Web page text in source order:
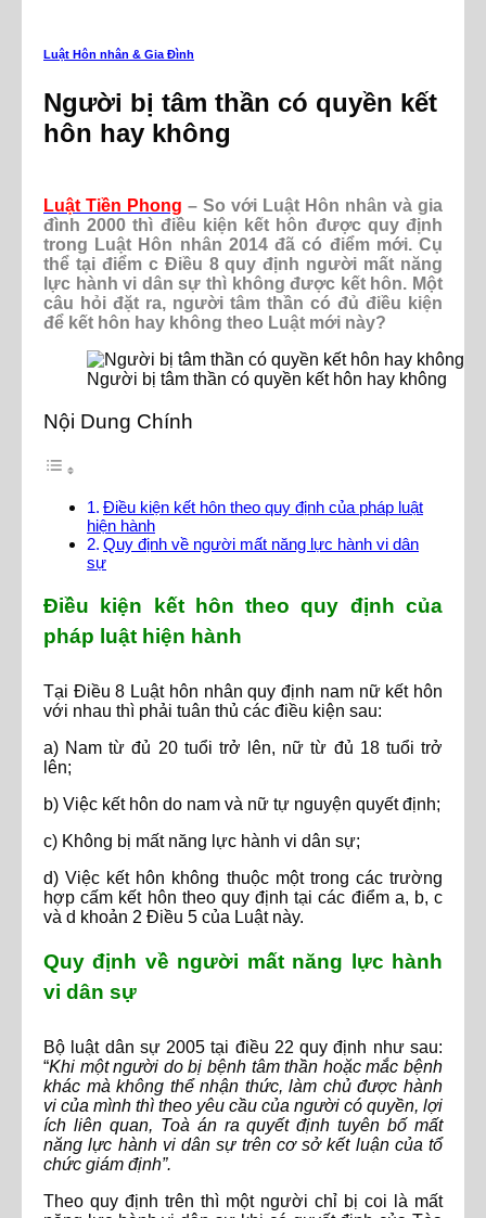
Luật Hôn nhân & Gia Đình
Người bị tâm thần có quyền kết
hôn hay không
Luật Tiền Phong – So với Luật Hôn nhân và gia
đình 2000 thì điều kiện kết hôn được quy định
trong Luật Hôn nhân 2014 đã có điểm mới. Cụ
thể tại điểm c Điều 8 quy định người mất năng
lực hành vi dân sự thì không được kết hôn. Một
câu hỏi đặt ra, người tâm thần có đủ điều kiện
để kết hôn hay không theo Luật mới này?
Người bị tâm thần có quyền kết hôn hay không
Nội Dung Chính
Điều kiện kết hôn theo quy định của pháp luật
hiện hành
Quy định về người mất năng lực hành vi dân
sự
Điều kiện kết hôn theo quy định của
pháp luật hiện hành
Tại Điều 8 Luật hôn nhân quy định nam nữ kết hôn
với nhau thì phải tuân thủ các điều kiện sau:
a) Nam từ đủ 20 tuổi trở lên, nữ từ đủ 18 tuổi trở
lên;
b) Việc kết hôn do nam và nữ tự nguyện quyết định;
c) Không bị mất năng lực hành vi dân sự;
d) Việc kết hôn không thuộc một trong các trường
hợp cấm kết hôn theo quy định tại các điểm a, b, c
và d khoản 2 Điều 5 của Luật này.
Quy định về người mất năng lực hành
vi dân sự
Bộ luật dân sự 2005 tại điều 22 quy định như sau:
“Khi một người do bị bệnh tâm thần hoặc mắc bệnh
khác mà không thể nhận thức, làm chủ được hành
vi của mình thì theo yêu cầu của người có quyền, lợi
ích liên quan, Toà án ra quyết định tuyên bố mất
năng lực hành vi dân sự trên cơ sở kết luận của tổ
chức giám định”.
Theo quy định trên thì một người chỉ bị coi là mất